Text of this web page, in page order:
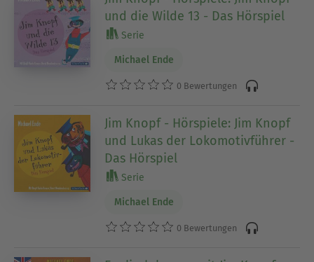
und die Wilde 13 - Das Hörspiel
Serie
Michael Ende
0 Bewertungen
Jim Knopf - Hörspiele: Jim Knopf
und Lukas der Lokomotivführer -
Das Hörspiel
Serie
Michael Ende
0 Bewertungen